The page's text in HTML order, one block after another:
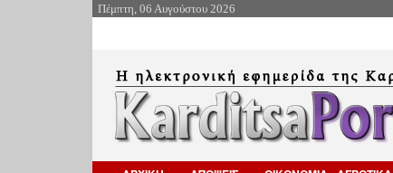
Πέμπτη, 06 Αυγούστου 2026